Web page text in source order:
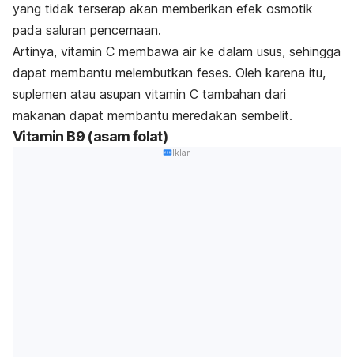
yang tidak terserap akan memberikan efek osmotik
pada saluran pencernaan.
Artinya, vitamin C membawa air ke dalam usus, sehingga
dapat membantu melembutkan feses. Oleh karena itu,
suplemen atau asupan vitamin C tambahan dari
makanan dapat membantu meredakan sembelit.
Vitamin B9 (asam folat)
Iklan